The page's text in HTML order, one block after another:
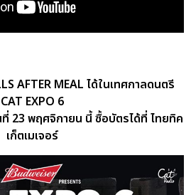
AFTER MEAL ได้ในเทศกาลดนตรี
CAT EXPO 6
ที่ 23 พฤศจิกายน นี้ ซื้อบัตรได้ที่ ไทยทิค
เก็ตเมเจอร์